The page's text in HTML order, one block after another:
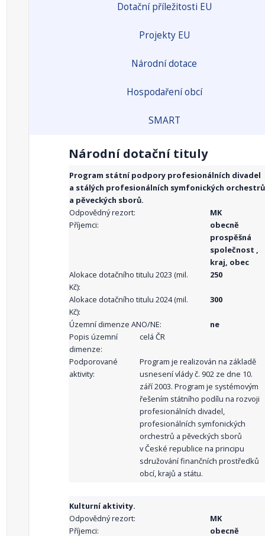
Dotační příležitosti EU
Projekty EU
Národní dotace
Hospodaření obcí
SMART
Národní dotační tituly
Program státní podpory profesionálních divadel
a stálých profesionálních symfonických orchestrů
a pěveckých sborů.
Odpovědný rezort:
MK
Příjemci:
obecně
prospěšná
společnost ,
kraj, obec
Alokace dotačního titulu 2023 (mil.
Kč):
250
Alokace dotačního titulu 2024 (mil.
Kč):
300
Územní dimenze ANO/NE:
ne
Popis územní
dimenze:
celá ČR
Podporované
aktivity:
Program je realizován na základě
usnesení vlády č. 902 ze dne 10.
září 2003. Program je systémovým
řešením státního podílu na rozvoji
profesionálních divadel,
profesionálních symfonických
orchestrů a pěveckých sborů
v České republice na principu
sdružování finančních prostředků
obcí, krajů a státu.
Kulturní aktivity.
Odpovědný rezort:
MK
Příjemci:
obecně